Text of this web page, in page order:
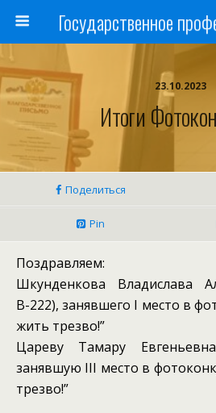
23.10.2023
Итоги
Поделиться
Pin
Поздравляем:
Шкунденкова Владислава
В-222), занявшего I место в
жить трезво!”
Цареву Тамару
занявшую III место в
трезво!”